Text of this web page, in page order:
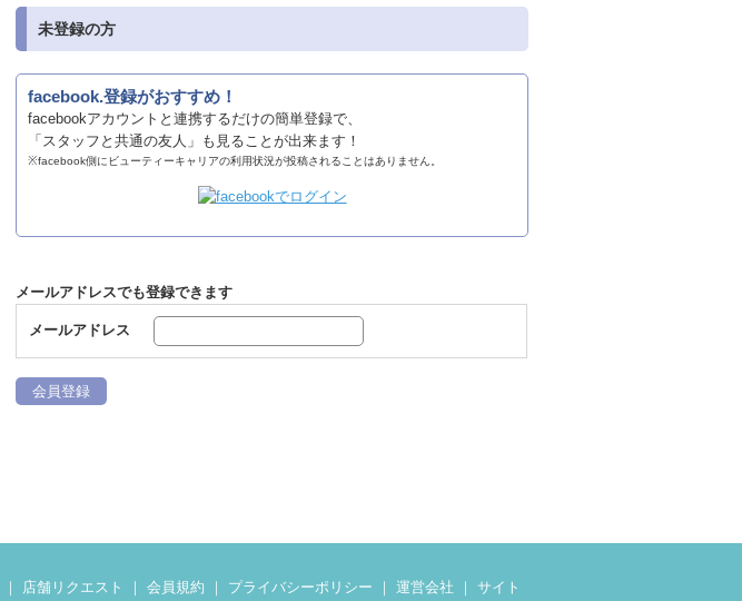
未登録の方
facebook.登録がおすすめ！
facebookアカウントと連携するだけの簡単登録で、
「スタッフと共通の友人」も見ることが出来ます！
※facebook側にビューティーキャリアの利用状況が投稿されることはありません。
メールアドレスでも登録できます
メールアドレス
会員登録
｜ 店舗リクエスト ｜ 会員規約 ｜ プライバシーポリシー ｜ 運営会社 ｜ サイト